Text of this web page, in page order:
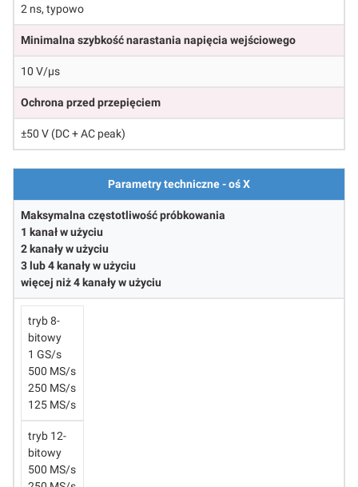
2 ns, typowo
Minimalna szybkość narastania napięcia wejściowego
10 V/µs
Ochrona przed przepięciem
±50 V (DC + AC peak)
Parametry techniczne - oś X
Maksymalna częstotliwość próbkowania
1 kanał w użyciu
2 kanały w użyciu
3 lub 4 kanały w użyciu
więcej niż 4 kanały w użyciu
tryb 8-
bitowy
1 GS/s
500 MS/s
250 MS/s
125 MS/s
tryb 12-
bitowy
500 MS/s